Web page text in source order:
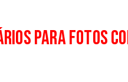
para fotos